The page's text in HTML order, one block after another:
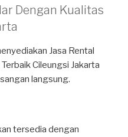
Dengan Kualitas
Jasa Rental
Cileungsi Jakarta
langsung.
tersedia dengan